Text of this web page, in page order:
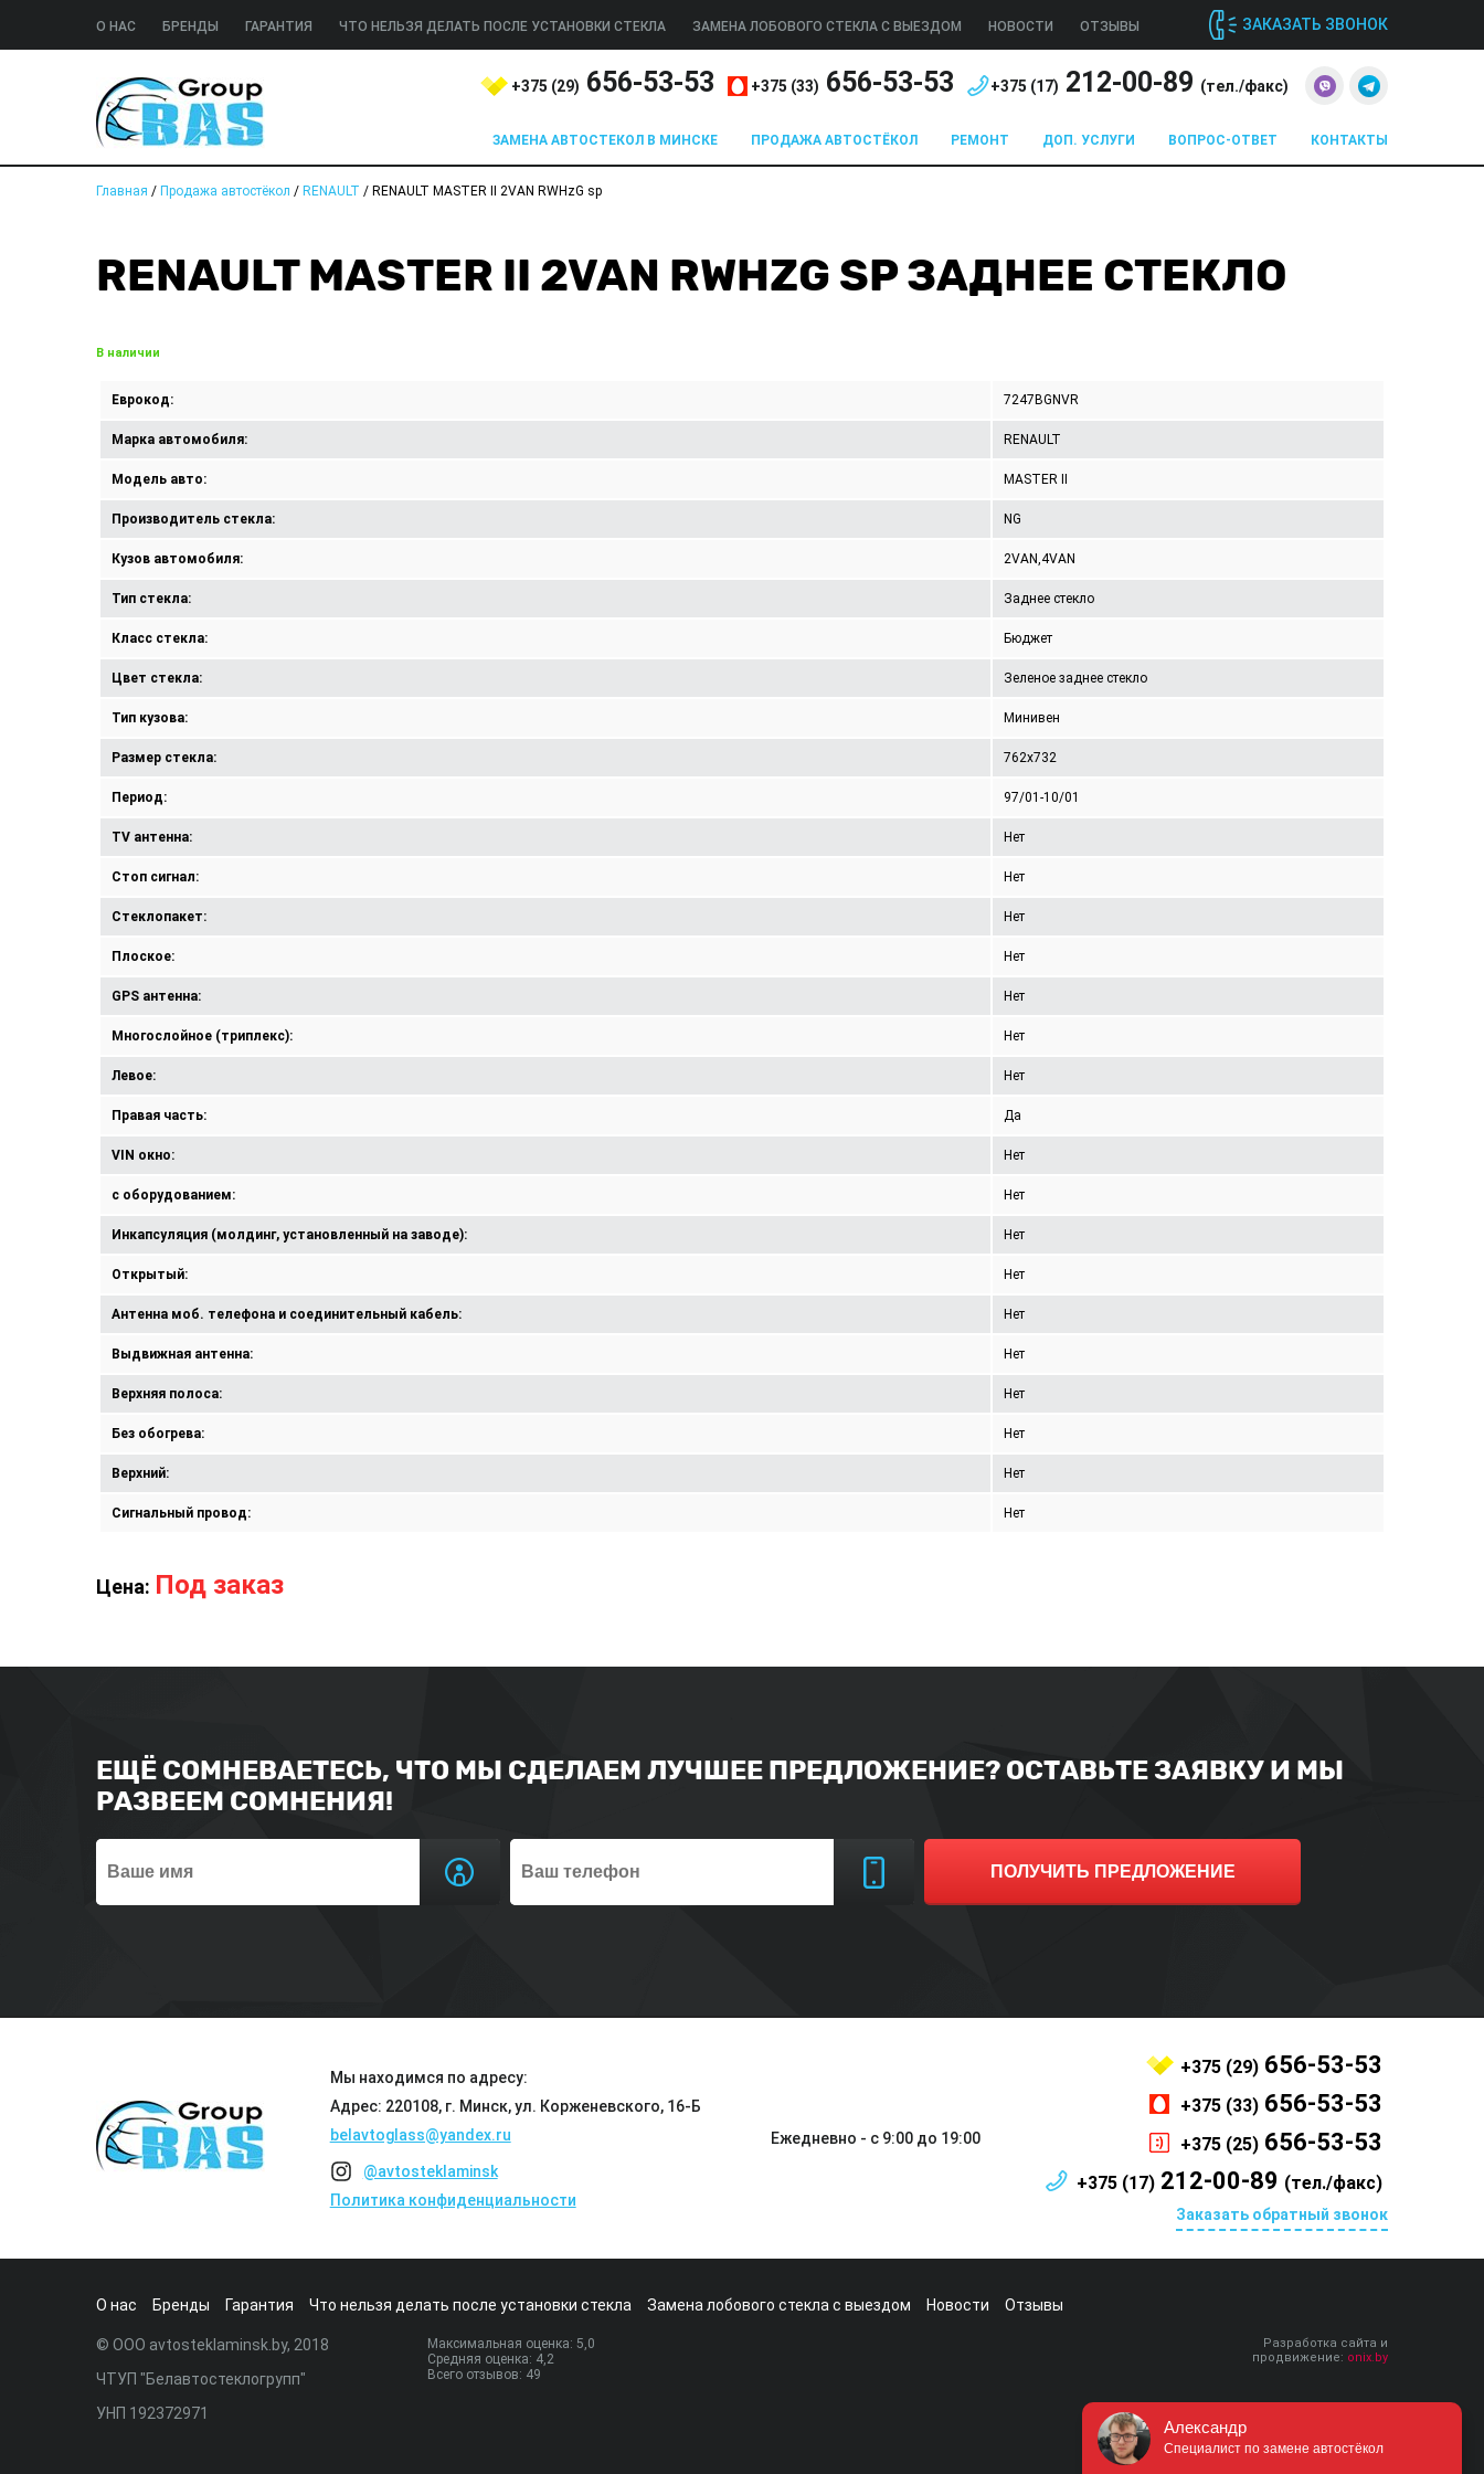
О НАС БРЕНДЫ ГАРАНТИЯ ЧТО НЕЛЬЗЯ ДЕЛАТЬ ПОСЛЕ УСТАНОВКИ СТЕКЛА ЗАМЕНА ЛОБОВОГО СТЕКЛА С ВЫЕЗДОМ НОВОСТИ ОТЗЫВЫ ЗАКАЗАТЬ ЗВОНОК
+375 (29) 656-53-53 +375 (33) 656-53-53 +375 (17) 212-00-89 (тел./факс)
ЗАМЕНА АВТОСТЕКОЛ В МИНСКЕ ПРОДАЖА АВТОСТЁКОЛ РЕМОНТ ДОП. УСЛУГИ ВОПРОС-ОТВЕТ КОНТАКТЫ
Главная / Продажа автостёкол / RENAULT / RENAULT MASTER II 2VAN RWHzG sp
RENAULT MASTER II 2VAN RWHZG SP ЗАДНЕЕ СТЕКЛО
В наличии
Еврокод: 7247BGNVR
Марка автомобиля: RENAULT
Модель авто: MASTER II
Производитель стекла: NG
Кузов автомобиля: 2VAN,4VAN
Тип стекла: Заднее стекло
Класс стекла: Бюджет
Цвет стекла: Зеленое заднее стекло
Тип кузова: Минивен
Размер стекла: 762x732
Период: 97/01-10/01
TV антенна: Нет
Стоп сигнал: Нет
Стеклопакет: Нет
Плоское: Нет
GPS антенна: Нет
Многослойное (триплекс): Нет
Левое: Нет
Правая часть: Да
VIN окно: Нет
с оборудованием: Нет
Инкапсуляция (молдинг, установленный на заводе): Нет
Открытый: Нет
Антенна моб. телефона и соединительный кабель: Нет
Выдвижная антенна: Нет
Верхняя полоса: Нет
Без обогрева: Нет
Верхний: Нет
Сигнальный провод: Нет
Цена: Под заказ
ЕЩЁ СОМНЕВАЕТЕСЬ, ЧТО МЫ СДЕЛАЕМ ЛУЧШЕЕ ПРЕДЛОЖЕНИЕ? ОСТАВЬТЕ ЗАЯВКУ И МЫ
РАЗВЕЕМ СОМНЕНИЯ!
ПОЛУЧИТЬ ПРЕДЛОЖЕНИЕ
Мы находимся по адресу:
Адрес: 220108, г. Минск, ул. Корженевского, 16-Б
belavtoglass@yandex.ru
@avtosteklaminsk
Политика конфиденциальности
Ежедневно - с 9:00 до 19:00
+375 (29)656-53-53
+375 (33)656-53-53
+375 (25)656-53-53
+375 (17)212-00-89 (тел./факс)
Заказать обратный звонок
О нас Бренды Гарантия Что нельзя делать после установки стекла Замена лобового стекла с выездом Новости Отзывы
© ООО avtosteklaminsk.by, 2018
ЧТУП "Белавтостеклогрупп"
УНП 192372971
Максимальная оценка: 5,0
Средняя оценка: 4,2
Всего отзывов: 49
Разработка сайта и
продвижение: onix.by
Александр
Специалист по замене автостёкол